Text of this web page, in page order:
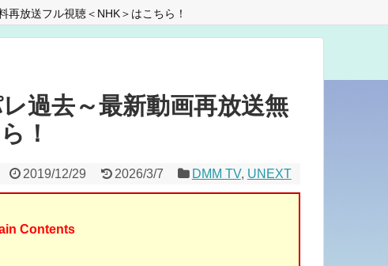
再放送フル視聴＜NHK＞はこちら！
過去～最新動画再放送無
！
2019/12/29 2026/3/7 DMM TV, UNEXT
Contents